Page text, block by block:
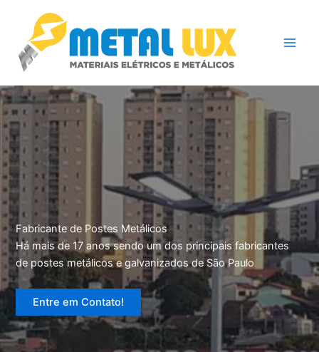
conteúdo
Fabricante de Postes Metálicos
Há mais de 17 anos sendo um dos principais fabricantes
de postes metálicos e galvanizados de São Paulo
Entre em Contato!
Entre em contato conosco e solicite
um orçamento!